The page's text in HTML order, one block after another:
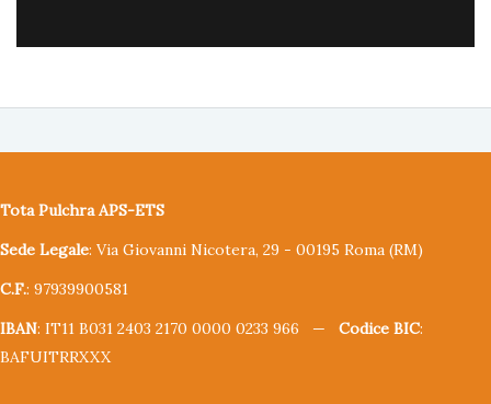
Tota Pulchra APS-ETS
Sede Legale: Via Giovanni Nicotera, 29 - 00195 Roma (RM)
C.F.: 97939900581
IBAN: IT11 B031 2403 2170 0000 0233 966 — Codice BIC:
BAFUITRRXXX